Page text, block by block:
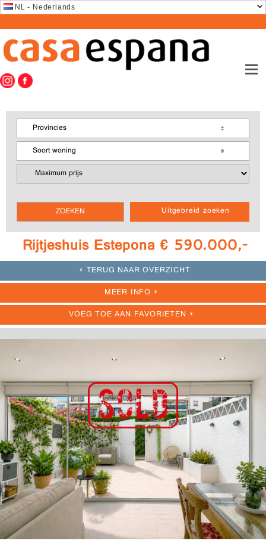
NL - Nederlands
Uitgebreid zoeken
Provincies
Soort woning
Rijtjeshuis Estepona € 590.000,-
TERUG NAAR OVERZICHT
MEER INFO
VOEG TOE AAN FAVORIETEN